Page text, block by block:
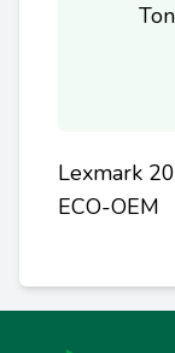
Lexmark
ECO-OEM